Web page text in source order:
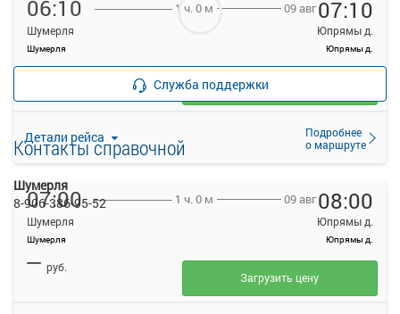
06:10
Шумерля
Шумерля
1 ч. 0 м 09 авг07:10
Юпрямы д.
Юпрямы д.
Детали рейса
Подробнее
о маршруте
—
Загрузить цену
07:00
Шумерля
Шумерля
1 ч. 0 м 09 авг08:00
Юпрямы д.
Юпрямы д.
— руб.
Загрузить цену
Служба поддержки
Контакты справочной
Шумерля
8-906-386-95-52